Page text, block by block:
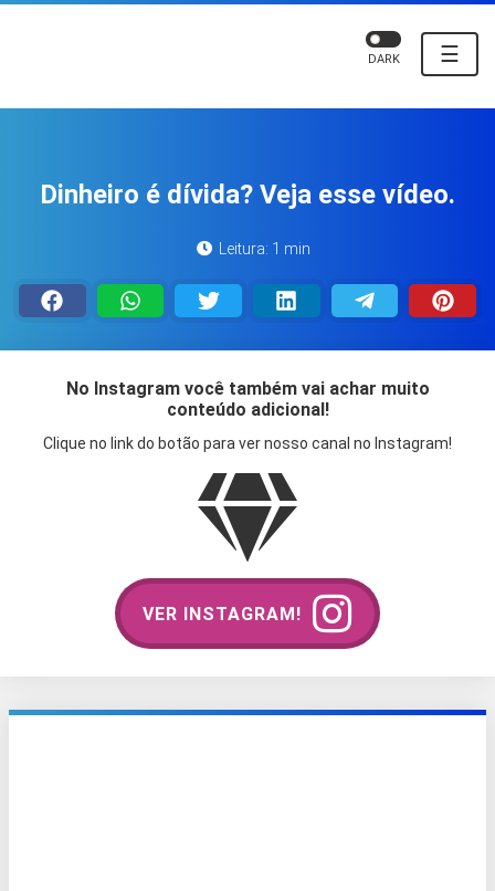
☰
DARK
Dinheiro é dívida? Veja esse vídeo.
Leitura: 1 min
No Instagram você também vai achar muito
conteúdo adicional!
Clique no link do botão para ver nosso canal no Instagram!
VER INSTAGRAM!